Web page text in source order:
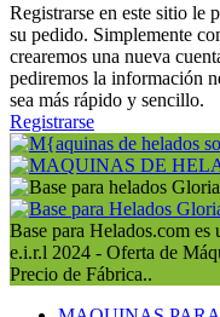
Registrarse en este sitio le
su pedido. Simplemente
crearemos una nueva
pediremos la información
sea más rápido y sencillo.
Registrarse
Base para Helados.com es
e.i.r.l 2024 - Oferta de
Precio de Fábrica..